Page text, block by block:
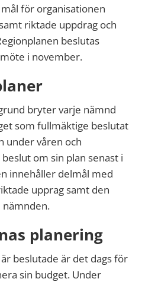
för organisationen
riktade uppdrag och
beslutas
i november.
bryter varje nämnd
som fullmäktige beslutat
under våren och
om sin plan senast i
innehåller delmål med
upprag samt den
planering
beslutade är det dags för
sin budget. Under